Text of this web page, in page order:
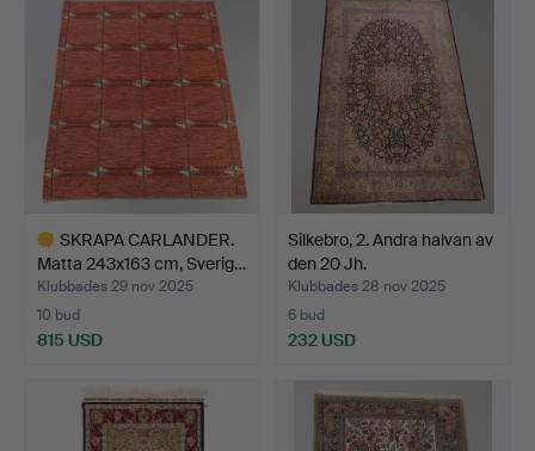
SKRAPA CARLANDER.
Matta 243x163 cm, Sverig…
Klubbades 29 nov 2025
10 bud
815 USD
föremål
Silkebro, 2. Andra halvan av
den 20 Jh.
Klubbades 28 nov 2025
6 bud
232 USD